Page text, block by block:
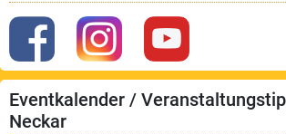
Eventkalender /
Neckar